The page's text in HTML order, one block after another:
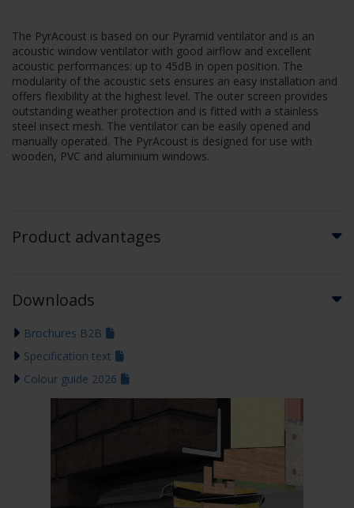
The PyrAcoust is based on our Pyramid ventilator and is an
acoustic window ventilator with good airflow and excellent
acoustic performances: up to 45dB in open position. The
modularity of the acoustic sets ensures an easy installation and
offers flexibility at the highest level. The outer screen provides
outstanding weather protection and is fitted with a stainless
steel insect mesh. The ventilator can be easily opened and
manually operated. The PyrAcoust is designed for use with
wooden, PVC and aluminium windows.
Product advantages
Downloads
Brochures B2B
Specification text
Colour guide 2026